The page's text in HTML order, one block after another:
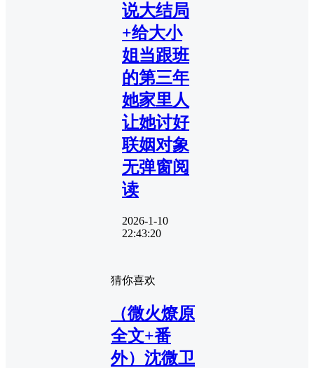
说大结局
+给大小
姐当跟班
的第三年
她家里人
让她讨好
联姻对象
无弹窗阅
读
2026-1-10
22:43:20
猜你喜欢
（微火燎原
全文+番
外）沈微卫